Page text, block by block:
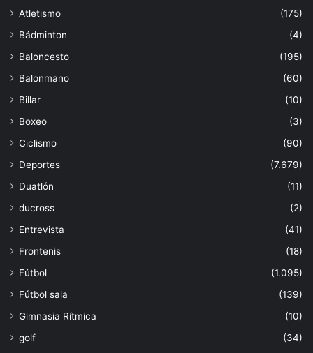
Atletismo
(175)
Bádminton
(4)
Baloncesto
(195)
Balonmano
(60)
Billar
(10)
Boxeo
(3)
Ciclismo
(90)
Deportes
(7.679)
Duatlón
(11)
ducross
(2)
Entrevista
(41)
Frontenis
(18)
Fútbol
(1.095)
Fútbol sala
(139)
Gimnasia Rítmica
(10)
golf
(34)